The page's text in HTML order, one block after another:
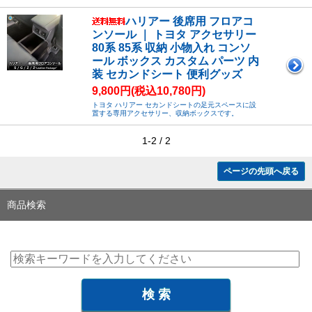
ハリアー 後席用 フロアコ
ンソール ｜ トヨタ アクセサリー
80系 85系 収納 小物入れ コンソ
ール ボックス カスタム パーツ 内
装 セカンドシート 便利グッズ
9,800円(税込10,780円)
トヨタ ハリアー セカンドシートの足元スペースに設
置する専用アクセサリー、収納ボックスです。
1-2 / 2
ページの先頭へ戻る
商品検索